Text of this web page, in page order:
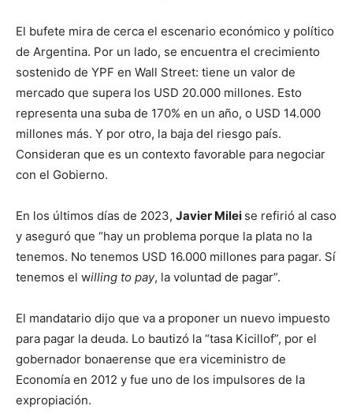
El bufete mira de cerca el escenario económico y político
de Argentina. Por un lado, se encuentra el crecimiento
sostenido de YPF en Wall Street: tiene un valor de
mercado que supera los USD 20.000 millones. Esto
representa una suba de 170% en un año, o USD 14.000
millones más. Y por otro, la baja del riesgo país.
Consideran que es un contexto favorable para negociar
con el Gobierno.
En los últimos días de 2023, Javier Milei se refirió al caso
y aseguró que “hay un problema porque la plata no la
tenemos. No tenemos USD 16.000 millones para pagar. Sí
tenemos el willing to pay, la voluntad de pagar”.
El mandatario dijo que va a proponer un nuevo impuesto
para pagar la deuda. Lo bautizó la “tasa Kicillof”, por el
gobernador bonaerense que era viceministro de
Economía en 2012 y fue uno de los impulsores de la
expropiación.